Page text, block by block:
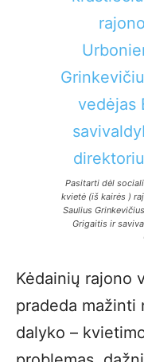
Pasitarti dėl
kvietė (iš kairės )
Saulius
Grigaitis ir
Kėdainių rajono
pradeda mažinti
dalyko –